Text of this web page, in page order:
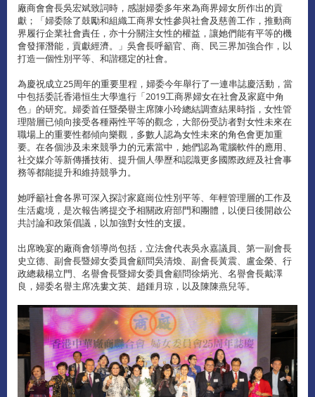
廠商會會長吳宏斌致詞時，感謝婦委多年來為商界婦女所作出的貢
獻；「婦委除了鼓勵和組織工商界女性參與社會及慈善工作，推動商
界履行企業社會責任，亦十分關注女性的權益，讓她們能有平等的機
會發揮潛能，貢獻經濟。」吳會長呼籲官、商、民三界加強合作，以
打造一個性別平等、和諧穩定的社會。
為慶祝成立25周年的重要里程，婦委今年舉行了一連串誌慶活動，當
中包括委託香港恒生大學進行「2019工商界婦女在社會及家庭中角
色」的研究。婦委首任暨榮譽主席陳小玲總結調查結果時指，女性管
理階層已傾向接受各種兩性平等的觀念，大部份受訪者對女性未來在
職場上的重要性都傾向樂觀，多數人認為女性未來的角色會更加重
要。在各個涉及未來競爭力的元素當中，她們認為電腦軟件的應用、
社交媒介等新傳播技術、提升個人學歷和認識更多國際政經及社會事
務等都能提升和維持競爭力。
她呼籲社會各界可深入探討家庭崗位性別平等、年輕管理層的工作及
生活處境，是次報告將提交予相關政府部門和團體，以便日後開啟公
共討論和政策倡議，以加強對女性的支援。
出席晚宴的廠商會領導尚包括，立法會代表吳永嘉議員、第一副會長
史立德、副會長暨婦女委員會顧問吳清煥、副會長黃震、盧金榮、行
政總裁楊立門、名譽會長暨婦女委員會顧問徐炳光、名譽會長戴澤
良，婦委名譽主席冼婁文英、趙鍾月琼，以及陳陳燕兒等。